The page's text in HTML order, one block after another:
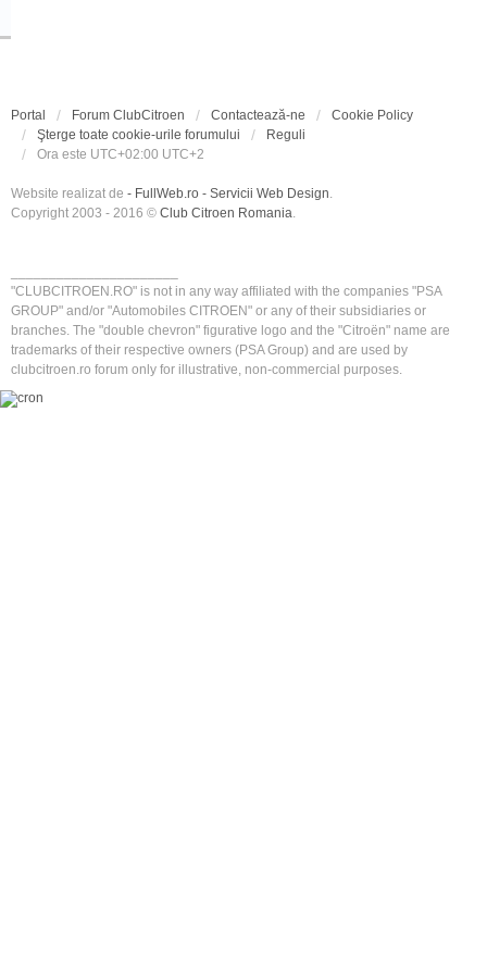
Portal Forum ClubCitroen Contactează-ne
Cookie Policy
Şterge toate cookie-urile forumului
Reguli
Ora este UTC+02:00 UTC+2
Website realizat de - FullWeb.ro - Servicii Web Design.
Copyright 2003 - 2016 © Club Citroen Romania.
"CLUBCITROEN.RO" is not in any way affiliated with the companies "PSA
GROUP" and/or "Automobiles CITROEN" or any of their subsidiaries or
branches. The "double chevron" figurative logo and the "Citroën" name are
trademarks of their respective owners (PSA Group) and are used by
clubcitroen.ro forum only for illustrative, non-commercial purposes.